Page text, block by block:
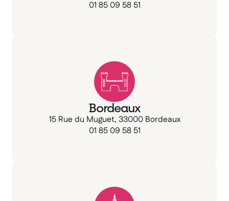
01 85 09 58 51
Bordeaux
15 Rue du Muguet, 33000 Bordeaux
01 85 09 58 51